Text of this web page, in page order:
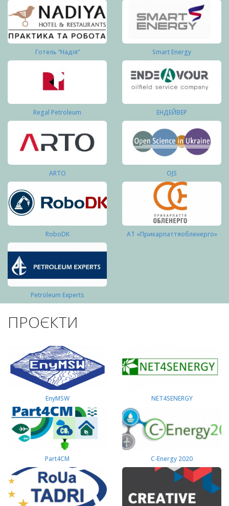
Готель “Надія” Smart Energy
Regal Petroleum ЕНДЕЙВЕР
ARTO OJS
RoboDK АТ «Прикарпаттяобленерго»
Petroleum Experts
ПРОЄКТИ
EnyMSW NET4SENERGY
Part4СМ C-Energy 2020